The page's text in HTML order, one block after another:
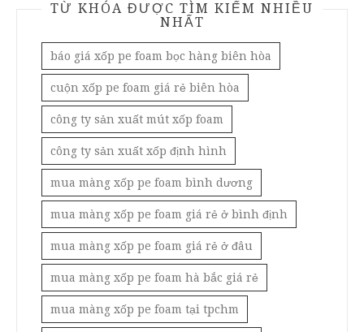
TỪ KHÓA ĐƯỢC TÌM KIẾM NHIỀU
NHẤT
báo giá xốp pe foam bọc hàng biên hòa
cuộn xốp pe foam giá rẻ biên hòa
công ty sản xuất mút xốp foam
công ty sản xuất xốp định hình
mua màng xốp pe foam bình dương
mua màng xốp pe foam giá rẻ ở bình định
mua màng xốp pe foam giá rẻ ở đâu
mua màng xốp pe foam hà bắc giá rẻ
mua màng xốp pe foam tại tpchm